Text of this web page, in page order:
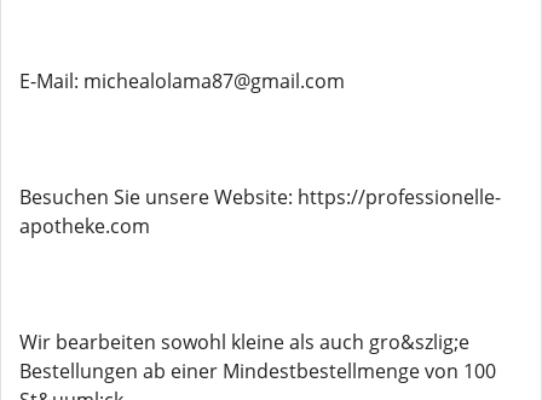
E-Mail: michealolama87@gmail.com
Besuchen Sie unsere Website: https://professionelle-
apotheke.com
Wir bearbeiten sowohl kleine als auch gro&szlig;e
Bestellungen ab einer Mindestbestellmenge von 100